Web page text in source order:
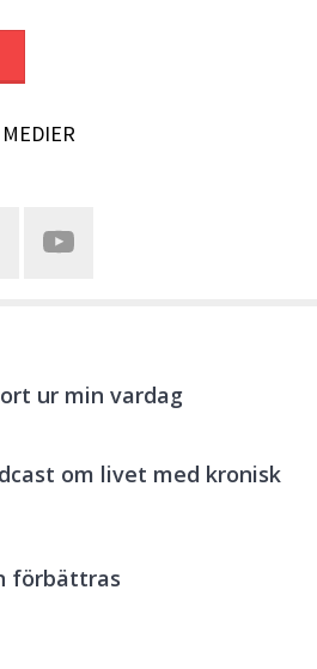
ur min vardag
om livet med kronisk
förbättras